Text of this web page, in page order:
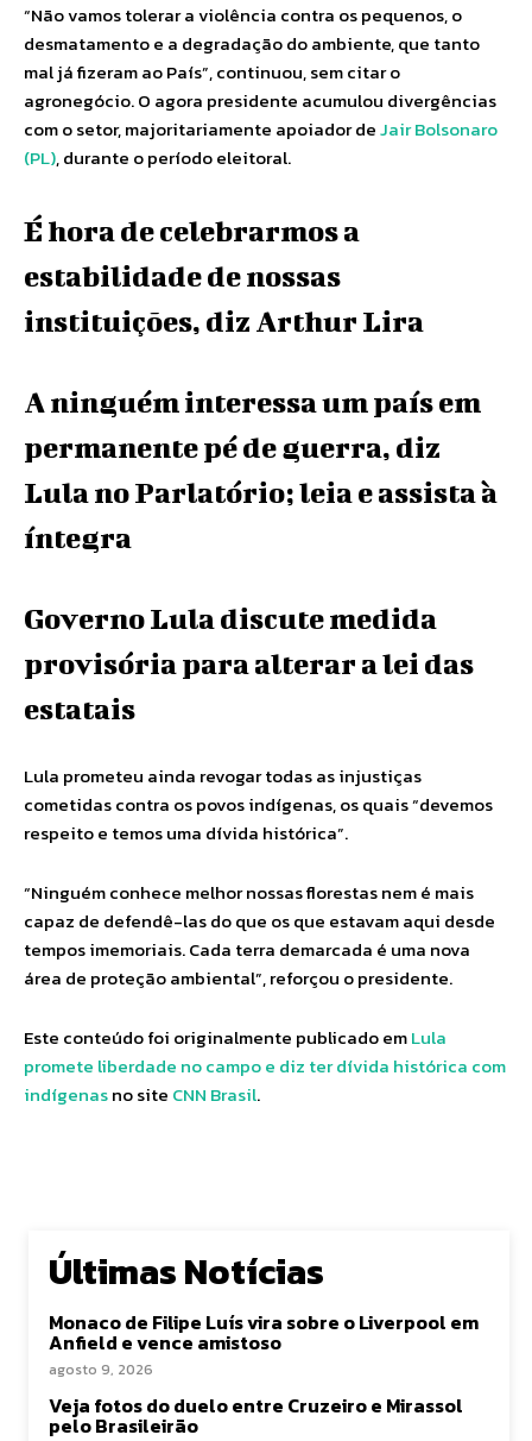
“Não vamos tolerar a violência contra os pequenos, o
desmatamento e a degradação do ambiente, que tanto
mal já fizeram ao País”, continuou, sem citar o
agronegócio. O agora presidente acumulou divergências
com o setor, majoritariamente apoiador deJair Bolsonaro
(PL), durante o período eleitoral.
É hora de celebrarmos a
estabilidade de nossas
instituições, diz Arthur Lira
A ninguém interessa um país em
permanente pé de guerra, diz
Lula no Parlatório; leia e assista à
íntegra
Governo Lula discute medida
provisória para alterar a lei das
estatais
Lula prometeu ainda revogar todas as injustiças
cometidas contra os povos indígenas, os quais “devemos
respeito e temos uma dívida histórica”.
“Ninguém conhece melhor nossas florestas nem é mais
capaz de defendê-las do que os que estavam aqui desde
tempos imemoriais. Cada terra demarcada é uma nova
área de proteção ambiental”, reforçou o presidente.
Este conteúdo foi originalmente publicado emLula
promete liberdade no campo e diz ter dívida histórica com
indígenasno site CNN Brasil.
Últimas Notícias
Monaco de Filipe Luís vira sobre o Liverpool em
Anfield e vence amistoso
agosto 9, 2026
Veja fotos do duelo entre Cruzeiro e Mirassol
pelo Brasileirão